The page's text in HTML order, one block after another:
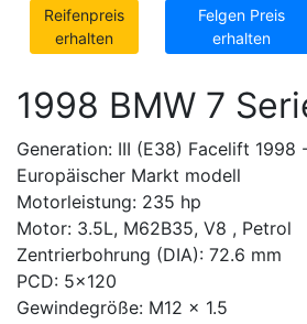
Reifenpreis
erhalten
Felgen Preis
erhalten
1998 BMW 7
Generation: III (E38) Facelift 1998
Europäischer Markt modell
Motorleistung: 235 hp
Motor: 3.5L, M62B35, V8 , Petrol
Zentrierbohrung (DIA): 72.6 mm
PCD: 5x120
Gewindegröße: M12 x 1.5